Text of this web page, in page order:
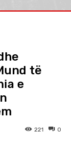
të
e
0
221